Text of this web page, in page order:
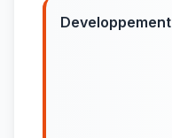
Developpement